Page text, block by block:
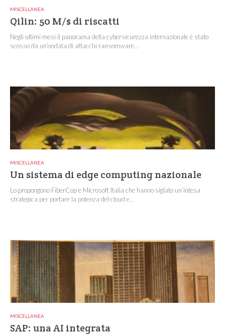
MISCELLANEA
Qilin: 50 M/$ di riscatti
Negli ultimi mesi il panorama della cybersicurezza internazionale è stato
scosso da un’ondata di attacchi ransomware...
MISCELLANEA
Un sistema di edge computing nazionale
Lo propongono FiberCop e Microsoft Italia che hanno siglato un’intesa
strategica per portare la potenza del cloud e...
MISCELLANEA
SAP: una AI integrata